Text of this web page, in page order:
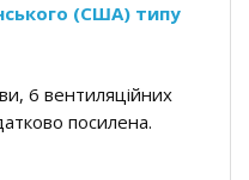
(США) типу
6 вентиляційних
посилена.